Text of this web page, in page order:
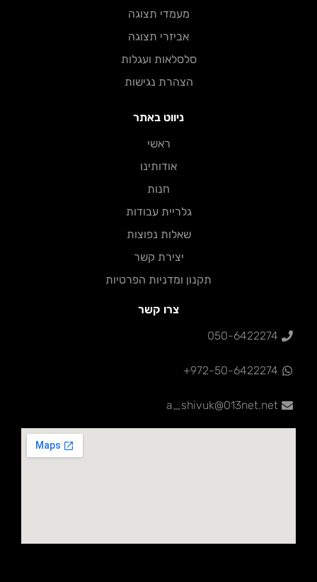
מעמדי תצוגה
אביזרי תצוגה
סלסלאות ועגלות
הצהרת נגישות
ניווט באתר
ראשי
אודותינו
חנות
גלריית עבודות
שאלות נפוצות
יצירת קשר
תקנון ומדניות הפרטיות
צרו קשר
050-6422274
972-50-6422274+
a_shivuk@013net.net‏